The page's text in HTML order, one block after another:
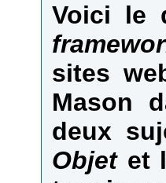
Voici le
sites
Mason
deux
Objetet